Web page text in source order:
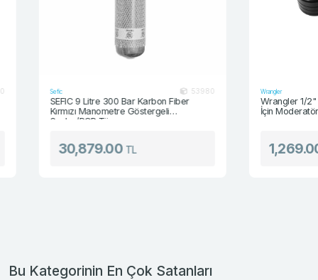
53980
SEFIC 9 Litre 300 Bar Karbon Fiber
Kırmızı Manometre Göstergeli
Scuba/PCP Tüp
30,879.00TL
Wrangler
Wrangler 1/2"
İçin Moderatör
1,269.00TL
Bu Kategorinin En Çok Satanları